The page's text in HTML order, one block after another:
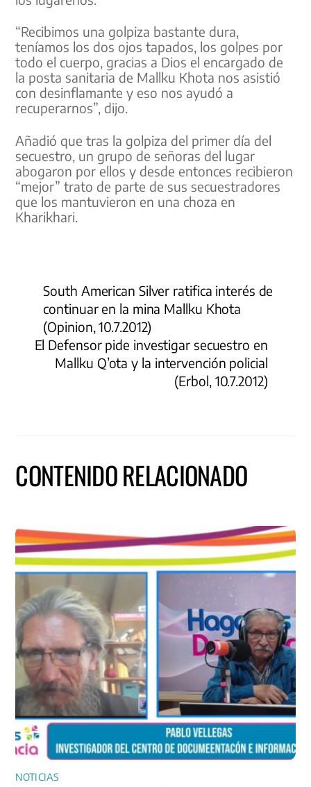
“Recibimos una golpiza bastante dura,
teníamos los dos ojos tapados, los golpes por
todo el cuerpo, gracias a Dios el encargado de
la posta sanitaria de Mallku Khota nos asistió
con desinflamante y eso nos ayudó a
recuperarnos”, dijo.
Añadió que tras la golpiza del primer día del
secuestro, un grupo de señoras del lugar
abogaron por ellos y desde entonces recibieron
“mejor” trato de parte de sus secuestradores
que los mantuvieron en una choza en
Kharikhari.
South American Silver ratifica interés de
continuar en la mina Mallku Khota
(Opinion, 10.7.2012)
El Defensor pide investigar secuestro en
Mallku Q’ota y la intervención policial
(Erbol, 10.7.2012)
CONTENIDO RELACIONADO
NOTICIAS